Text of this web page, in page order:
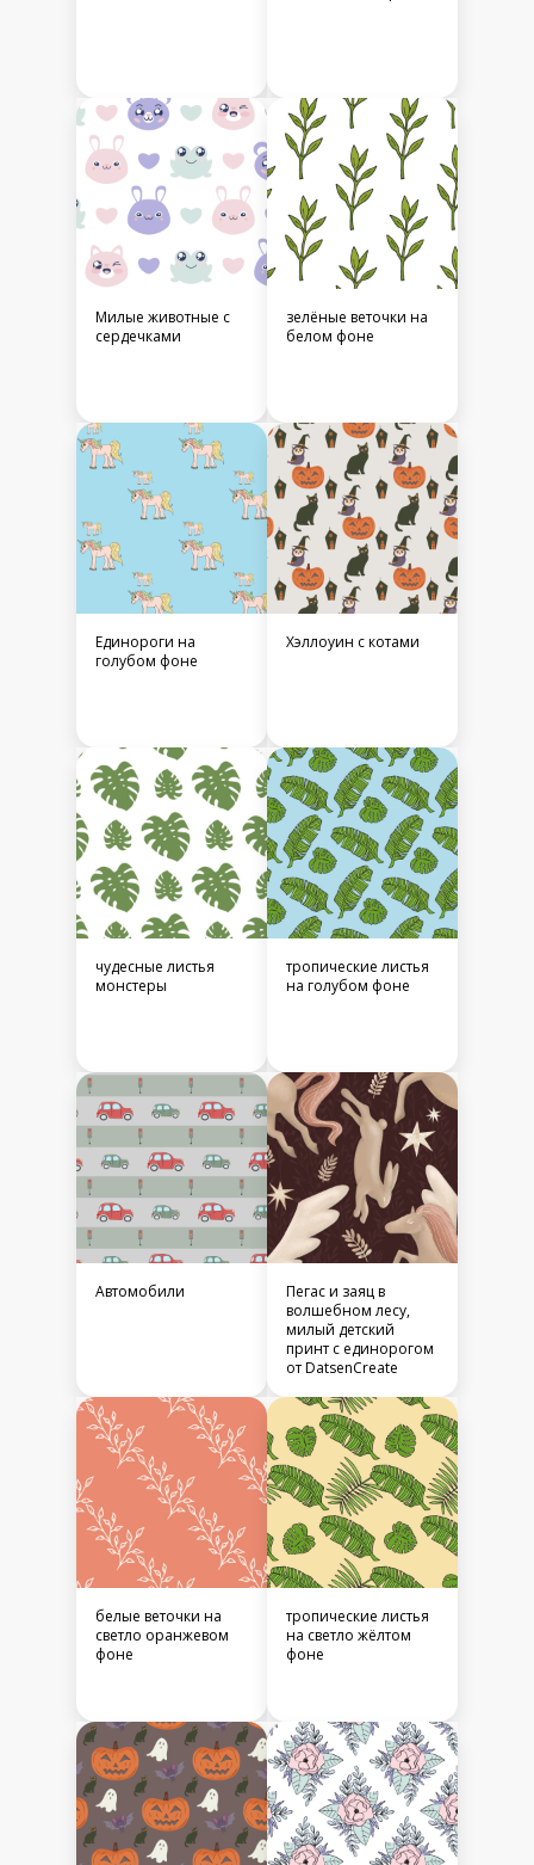
Милые животные с
сердечками
зелёные веточки на
белом фоне
Единороги на
голубом фоне
Хэллоуин с котами
чудесные листья
монстеры
тропические листья
на голубом фоне
Автомобили
Пегас и заяц в
волшебном лесу,
милый детский
принт с единорогом
от DatsenCreate
белые веточки на
светло оранжевом
фоне
тропические листья
на светло жёлтом
фоне